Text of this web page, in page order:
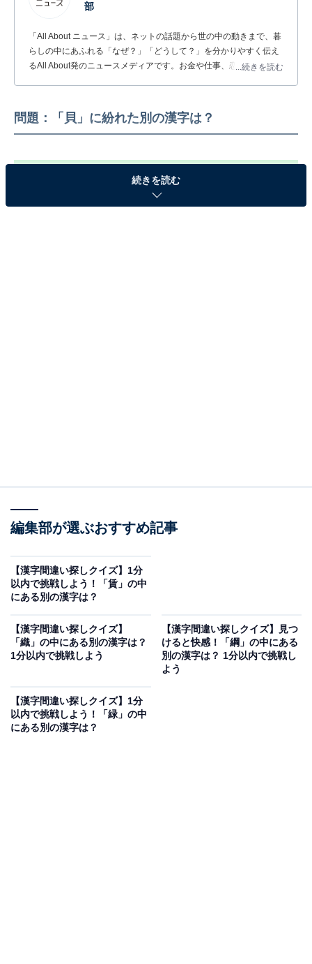
部
「All About ニュース」は、ネットの話題から世の中の動きまで、暮
らしの中にあふれる「なぜ？」「どうして？」を分かりやすく伝え
るAll About発のニュースメディアです。お金や仕事、恋愛、ITに関
...続きを読む
問題：「貝」に紛れた別の漢字は？
【漢字間違い探しクイズ】1分以内で挑戦し
よう！「賃」の中にある別の漢字は？
あわせて読みたい
【漢字間違い探しクイズ】見つかるとスッキ
で挑戦しよう
続きを読む
編集部が選ぶおすすめ記事
【漢字間違い探しクイズ】1分
以内で挑戦しよう！「賃」の中
にある別の漢字は？
【漢字間違い探しクイズ】
「織」の中にある別の漢字は？
1分以内で挑戦しよう
【漢字間違い探しクイズ】見つ
けると快感！「綱」の中にある
別の漢字は？ 1分以内で挑戦し
よう
【漢字間違い探しクイズ】1分
以内で挑戦しよう！「緑」の中
にある別の漢字は？